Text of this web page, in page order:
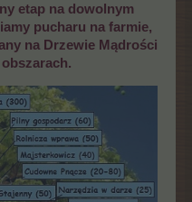
etap na dowolnym
pucharu na farmie,
na Drzewie Mądrości